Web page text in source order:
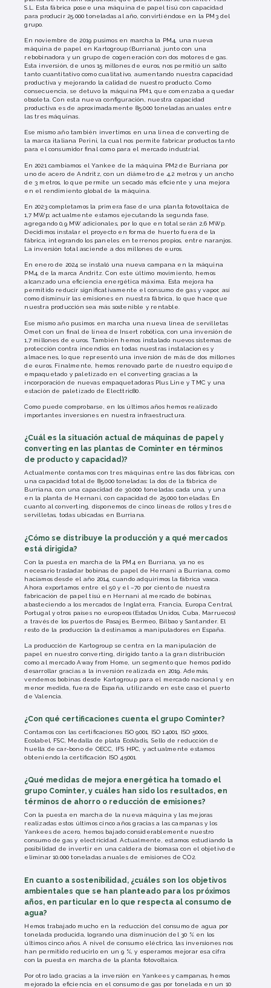
S.L. Esta fábrica posee una máquina de papel tisú con capacidad
para producir 25.000 toneladas al año, convirtiéndose en la PM3 del
grupo.
En noviembre de 2019 pusimos en marcha la PM4, una nueva
máquina de papel en Kartogroup (Burriana), junto con una
rebobinadora y un grupo de cogeneración con dos motores de gas.
Esta inversión, de unos 15 millones de euros, nos permitió un salto
tanto cuantitativo como cualitativo, aumentando nuestra capacidad
productiva y mejorando la calidad de nuestro producto. Como
consecuencia, se detuvo la máquina PM1, que comenzaba a quedar
obsoleta. Con esta nueva configuración, nuestra capacidad
productiva es de aproximadamente 85.000 toneladas anuales entre
las tres máquinas.
Ese mismo año también invertimos en una línea de converting de
la marca italiana Perini, la cual nos permite fabricar productos tanto
para el consumidor final como para el mercado industrial.
En 2021 cambiamos el Yankee de la máquina PM2 de Burriana por
uno de acero de Andritz, con un diámetro de 4,2 metros y un ancho
de 3 metros, lo que permite un secado más eficiente y una mejora
en el rendimiento global de la máquina.
En 2023 completamos la primera fase de una planta fotovoltaica de
1,7 MWp; actualmente estamos ejecutando la segunda fase,
agregando 0,9 MW adicionales, por lo que en total serán 2,6 MWp.
Decidimos instalar el proyecto en forma de huerto fuera de la
fábrica, integrando los paneles en terrenos propios, entre naranjos.
La inversión total asciende a dos millones de euros.
En enero de 2024 se instaló una nueva campana en la máquina
PM4, de la marca Andritz. Con este último movimiento, hemos
alcanzado una eficiencia energética máxima. Esta mejora ha
permitido reducir significativamente el consumo de gas y vapor, así
como disminuir las emisiones en nuestra fábrica, lo que hace que
nuestra producción sea más sostenible y rentable.
Ese mismo año pusimos en marcha una nueva línea de servilletas
Omet con un final de línea de Insert robótica, con una inversión de
1,7 millones de euros. También hemos instalado nuevos sistemas de
protección contra incendios en todas nuestras instalaciones y
almacenes, lo que representó una inversión de más de dos millones
de euros. Finalmente, hemos renovado parte de nuestro equipo de
empaquetado y paletizado en el converting gracias a la
incorporación de nuevas empaquetadoras Plus Line y TMC y una
estación de paletizado de Electtric80.
Como puede comprobarse, en los últimos años hemos realizado
importantes inversiones en nuestra infraestructura.
¿Cuál es la situación actual de máquinas de papel y
converting en las plantas de Cominter en términos
de producto y capacidad)?
Actualmente contamos con tres máquinas entre las dos fábricas, con
una capacidad total de 85.000 toneladas: la dos de la fábrica de
Burriana, con una capacidad de 30.000 toneladas cada una, y una
en la planta de Hernani, con capacidad de 25.000 toneladas. En
cuanto al converting, disponemos de cinco líneas de rollos y tres de
servilletas, todas ubicadas en Burriana.
¿Cómo se distribuye la producción y a qué mercados
está dirigida?
Con la puesta en marcha de la PM4 en Burriana, ya no es
necesario trasladar bobinas de papel de Hernani a Burriana, como
hacíamos desde el año 2014, cuando adquirimos la fábrica vasca.
Ahora exportamos entre el 50 y el –70 por ciento de nuestra
fabricación de papel tisú en Hernani al mercado de bobinas,
abasteciendo a los mercados de Inglaterra, Francia, Europa Central,
Portugal y otros países no europeos (Estados Unidos, Cuba, Marruecos)
a través de los puertos de Pasajes, Bermeo, Bilbao y Santander. El
resto de la producción la destinamos a manipuladores en España.
La producción de Kartogroup se centra en la manipulación de
papel en nuestro converting, dirigido tanto a la gran distribución
como al mercado Away from Home, un segmento que hemos podido
desarrollar gracias a la inversión realizada en 2019. Además,
vendemos bobinas desde Kartogroup para el mercado nacional y, en
menor medida, fuera de España, utilizando en este caso el puerto
de Valencia.
¿Con qué certificaciones cuenta el grupo Cominter?
Contamos con las certificaciones ISO 9001, ISO 14001, ISO 50001,
Ecolabel, FSC, Medalla de plata EcoVadis, Sello de reducción de
huella de car-bono de OECC, IFS HPC, y actualmente estamos
obteniendo la certificación ISO 45001.
¿Qué medidas de mejora energética ha tomado el
grupo Cominter, y cuáles han sido los resultados, en
términos de ahorro o reducción de emisiones?
Con la puesta en marcha de la nueva máquina y las mejoras
realizadas estos últimos cinco años gracias a las campanas y los
Yankees de acero, hemos bajado considerablemente nuestro
consumo de gas y electricidad. Actualmente, estamos estudiando la
posibilidad de invertir en una caldera de biomasa con el objetivo de
eliminar 10.000 toneladas anuales de emisiones de CO2.
En cuanto a sostenibilidad, ¿cuáles son los objetivos
ambientales que se han planteado para los próximos
años, en particular en lo que respecta al consumo de
agua?
Hemos trabajado mucho en la reducción del consumo de agua por
tonelada producida, logrando una disminución del 30 % en los
últimos cinco años. A nivel de consumo eléctrico, las inversiones nos
han permitido reducirlo en un 9 %, y esperamos mejorar esa cifra
con la puesta en marcha de la planta fotovoltaica.
Por otro lado, gracias a la inversión en Yankees y campanas, hemos
mejorado la eficiencia en el consumo de gas por tonelada en un 10